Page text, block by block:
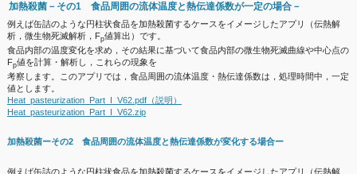
加熱殺菌－その1 食品周囲の流体温度と熱伝達係数が一定の場合－
例えば缶詰のような円柱状食品を加熱殺菌するケースをイメージしたアプリ（伝熱解
析，微生物死滅解析，Fp値算出）です。
食品内部の温度変化を求め，その結果に基づいて食品内部の微生物死滅曲線や中心点の
Fp値を計算・解析し，これらの現象を
考察します。このアプリでは，食品周囲の流体温度・熱伝達係数は，処理時間中，一定
値とします。
Heat_pasteurization_Part_I_V62.pdf（説明）
Heat_pasteurization_Part_I_V62.zip
加熱殺菌ーその2 食品周囲の流体温度と熱伝達係数が変化する場合ー
例えば缶詰のような円柱状食品を加熱殺菌するケースをイメージしたアプリ（伝熱解